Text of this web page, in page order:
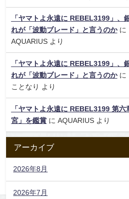
「ヤマトよ永遠に REBEL3199」、
れが「波動ブレード」と言うのかに
AQUARIUSより
「ヤマトよ永遠に REBEL3199」、
れが「波動ブレード」と言うのかに
ことなり
より
「ヤマトよ永遠に REBEL3199 第六
宮」を鑑賞に AQUARIUSより
アーカイブ
2026年8月
2026年7月